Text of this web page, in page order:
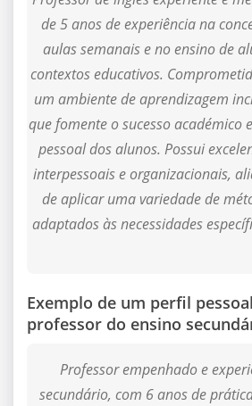
de 5 anos de experiência na
aulas semanais e no ensino de
contextos educativos.
um ambiente de aprendizagem
que fomente o sucesso académico
pessoal dos alunos. Possui
interpessoais e organizacionais,
de aplicar uma variedade de
adaptados às necessidades
Exemplo de um perfil
professor do ensino
Professor empenhado e
secundário, com 6 anos de